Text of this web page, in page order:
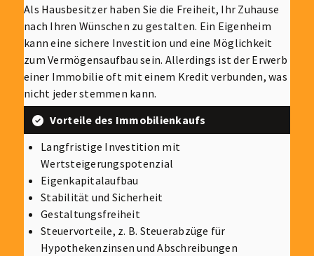
Als Hausbesitzer haben Sie die Freiheit, Ihr Zuhause
nach Ihren Wünschen zu gestalten. Ein Eigenheim
kann eine sichere Investition und eine Möglichkeit
zum Vermögensaufbau sein. Allerdings ist der Erwerb
einer Immobilie oft mit einem Kredit verbunden, was
nicht jeder stemmen kann.
Vorteile des Immobilienkaufs
Langfristige Investition mit
Wertsteigerungspotenzial
Eigenkapitalaufbau
Stabilität und Sicherheit
Gestaltungsfreiheit
Steuervorteile, z. B. Steuerabzüge für
Hypothekenzinsen und Abschreibungen